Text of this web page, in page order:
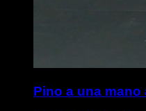
Pino a una